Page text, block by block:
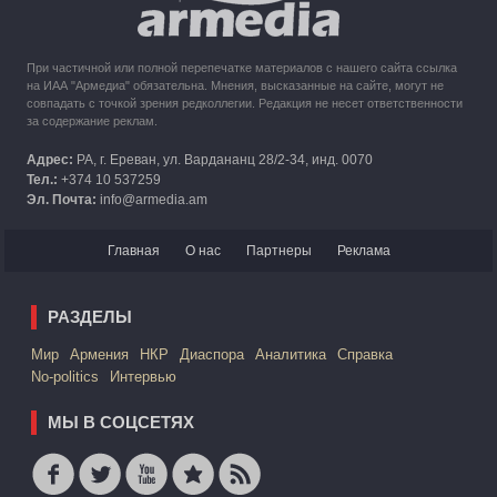
При частичной или полной перепечатке материалов с нашего сайта ссылка
на ИАА "Армедиа" обязательна. Мнения, высказанные на сайте, могут не
совпадать с точкой зрения редколлегии. Редакция не несет ответственности
за содержание реклам.
Адрес: РА, г. Ереван, ул. Вардананц 28/2-34, инд. 0070
Тел.: +374 10 537259
Эл. Почта: info@armedia.am
Главная О нас Партнеры Реклама
РАЗДЕЛЫ
Mир Армения НКР Диаспора Аналитика
Справка
No-politics
Интервью
МЫ В СОЦСЕТЯХ